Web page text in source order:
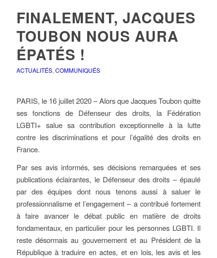
FINALEMENT, JACQUES
TOUBON NOUS AURA
ÉPATÉS !
ACTUALITÉS, COMMUNIQUÉS
PARIS, le 16 juillet 2020 – Alors que Jacques Toubon quitte
ses fonctions de Défenseur des droits, la Fédération
LGBTI+ salue sa contribution exceptionnelle à la lutte
contre les discriminations et pour l’égalité des droits en
France.
Par ses avis informés, ses décisions remarquées et ses
publications éclairantes, le Défenseur des droits – épaulé
par des équipes dont nous tenons aussi à saluer le
professionnalisme et l’engagement – a contribué fortement
à faire avancer le débat public en matière de droits
fondamentaux, en particulier pour les personnes LGBTI. Il
reste désormais au gouvernement et au Président de la
République à traduire en actes, et en lois, les avis et les